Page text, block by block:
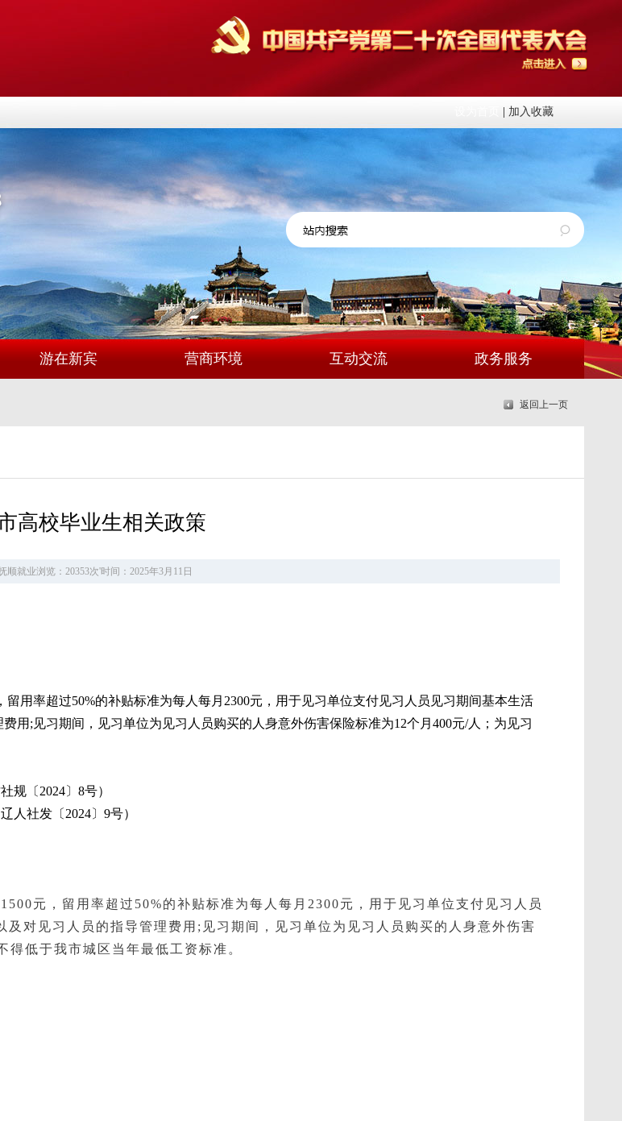
加入收藏
游在新宾 营商环境 互动交流 政务服务
返回上一页
高校毕业生相关政策
顺就业浏览：20353次'时间：2025年3月11日
留用率超过50%的补贴标准为每人每月2300元，用于见习单位支付见习人员见习期间基本生活
用;见习期间，见习单位为见习人员购买的人身意外伤害保险标准为12个月400元/人；为见习
规〔2024〕8号）
人社发〔2024〕9号）
元，留用率超过50%的补贴标准为每人每月2300元，用于见习单位支付见习人员
对见习人员的指导管理费用;见习期间，见习单位为见习人员购买的人身意外伤害
低于我市城区当年最低工资标准。